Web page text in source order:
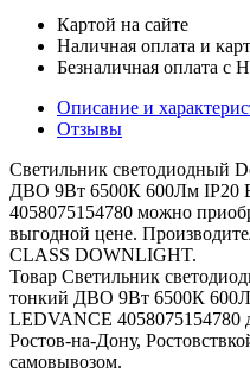
Картой на сайте
Наличная оплата и
Безналичная оплата с
Описание и
Отзывы
Светильник светодиодный
ДВО 9Вт 6500К 600Лм IP20
4058075154780 можно
выгодной цене.
CLASS DOWNLIGHT.
Товар Светильник
тонкий ДВО 9Вт 6500К
LEDVANCE 4058075154780
Ростов-на-Дону,
самовывозом.